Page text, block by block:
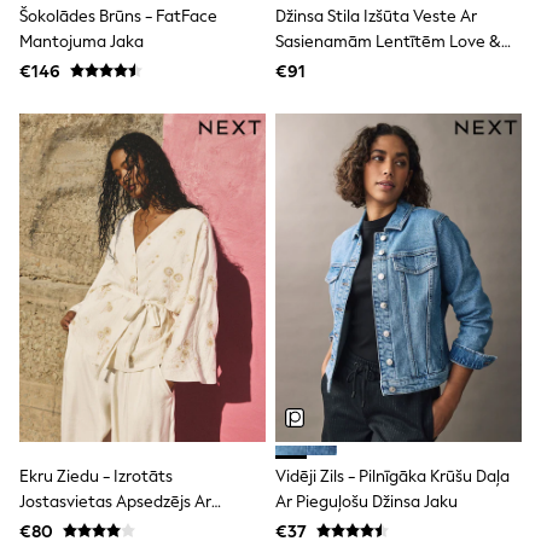
T-Shirts
Vests
Boys Holiday Shop
Ponchos & Toweling sets
Sun Hats & Caps
Polo Shirts
Rash Vests
Sandals & Sliders
Shirts
Shorts
Sunglasses
Sunsafe Swimwear
Swimshorts
Tops & T-Shirts
Girls Holiday Shop
All swimwear
Beach Dresses & Kaftans
Dresses
Jumpsuits & Playsuits
Rash Vests
Sandals & Sliders
Šokolādes Brūns - FatFace
Mantojuma Jaka
€146
Džinsa Stila Izšūta Veste Ar
Sasienamām Lentītēm Love &
Roses
€91
Ekru Ziedu - Izrotāts
Jostasvietas Apsedzējs Ar
Saitēm
€80
Vidēji Zils - Pilnīgāka Krūšu Daļa
Ar Pieguļošu Džinsa Jaku
€37